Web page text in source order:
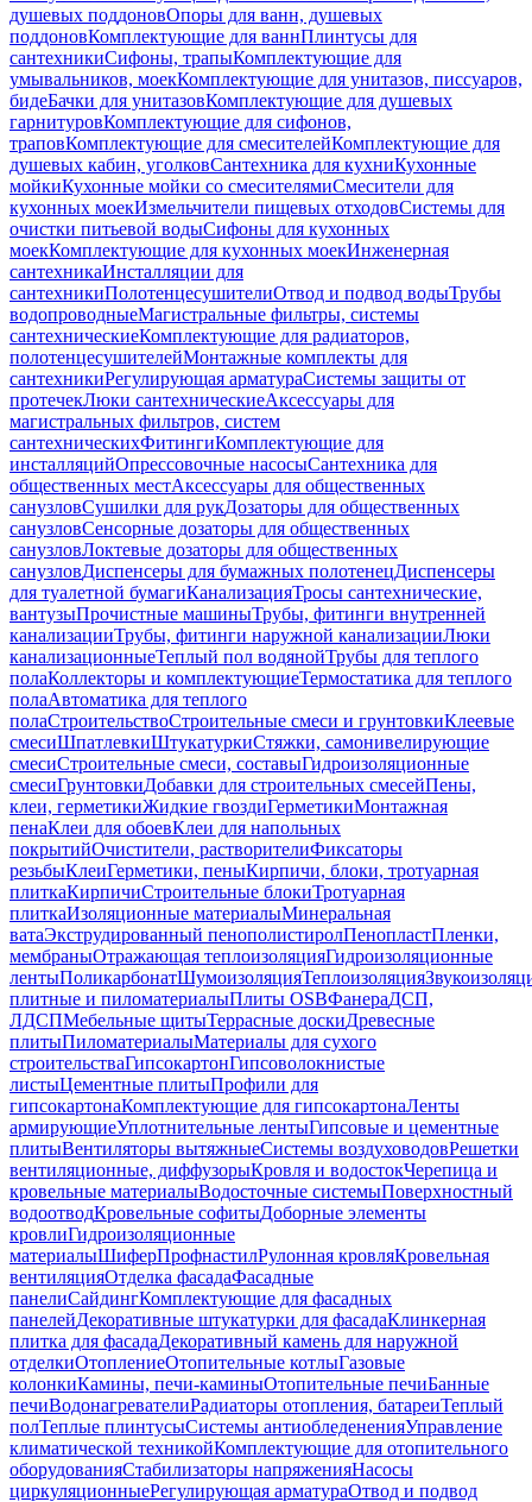
душевых поддоновОпоры для ванн, душевых
поддоновКомплектующие для ваннПлинтусы для
сантехникиСифоны, трапыКомплектующие для
умывальников, моекКомплектующие для унитазов, писсуаров,
бидеБачки для унитазовКомплектующие для душевых
гарнитуровКомплектующие для сифонов,
траповКомплектующие для смесителейКомплектующие для
душевых кабин, уголковСантехника для кухниКухонные
мойкиКухонные мойки со смесителямиСмесители для
кухонных моекИзмельчители пищевых отходовСистемы для
очистки питьевой водыСифоны для кухонных
моекКомплектующие для кухонных моекИнженерная
сантехникаИнсталляции для
сантехникиПолотенцесушителиОтвод и подвод водыТрубы
водопроводныеМагистральные фильтры, системы
сантехническиеКомплектующие для радиаторов,
полотенцесушителейМонтажные комплекты для
сантехникиРегулирующая арматураСистемы защиты от
протечекЛюки сантехническиеАксессуары для
магистральных фильтров, систем
сантехническихФитингиКомплектующие для
инсталляцийОпрессовочные насосыСантехника для
общественных местАксессуары для общественных
санузловСушилки для рукДозаторы для общественных
санузловСенсорные дозаторы для общественных
санузловЛоктевые дозаторы для общественных
санузловДиспенсеры для бумажных полотенецДиспенсеры
для туалетной бумагиКанализацияТросы сантехнические,
вантузыПрочистные машиныТрубы, фитинги внутренней
канализацииТрубы, фитинги наружной канализацииЛюки
канализационныеТеплый пол водянойТрубы для теплого
полаКоллекторы и комплектующиеТермостатика для теплого
полаАвтоматика для теплого
полаСтроительствоСтроительные смеси и грунтовкиКлеевые
смесиШпатлевкиШтукатуркиСтяжки, самонивелирующие
смесиСтроительные смеси, составыГидроизоляционные
смесиГрунтовкиДобавки для строительных смесейПены,
клеи, герметикиЖидкие гвоздиГерметикиМонтажная
пенаКлеи для обоевКлеи для напольных
покрытийОчистители, растворителиФиксаторы
резьбыКлеиГерметики, пеныКирпичи, блоки, тротуарная
плиткаКирпичиСтроительные блокиТротуарная
плиткаИзоляционные материалыМинеральная
ватаЭкструдированный пенополистиролПенопластПленки,
мембраныОтражающая теплоизоляцияГидроизоляционные
лентыПоликарбонатШумоизоляцияТеплоизоляция
плитные и пиломатериалыПлиты OSBФанераДСП,
ЛДСПМебельные щитыТеррасные доскиДревесные
плитыПиломатериалыМатериалы для сухого
строительстваГипсокартонГипсоволокнистые
листыЦементные плитыПрофили для
гипсокартонаКомплектующие для гипсокартонаЛенты
армирующиеУплотнительные лентыГипсовые и цементные
плитыВентиляторы вытяжныеСистемы воздуховодовРешетки
вентиляционные, диффузорыКровля и водостокЧерепица и
кровельные материалыВодосточные системыПоверхностный
водоотводКровельные софитыДоборные элементы
кровлиГидроизоляционные
материалыШиферПрофнастилРулонная кровляКровельная
вентиляцияОтделка фасадаФасадные
панелиСайдингКомплектующие для фасадных
панелейДекоративные штукатурки для фасадаКлинкерная
плитка для фасадаДекоративный камень для наружной
отделкиОтоплениеОтопительные котлыГазовые
колонкиКамины, печи-каминыОтопительные печиБанные
печиВодонагревателиРадиаторы отопления, батареиТеплый
полТеплые плинтусыСистемы антиобледененияУправление
климатической техникойКомплектующие для отопительного
оборудованияСтабилизаторы напряженияНасосы
циркуляционныеРегулирующая арматураОтвод и подвод